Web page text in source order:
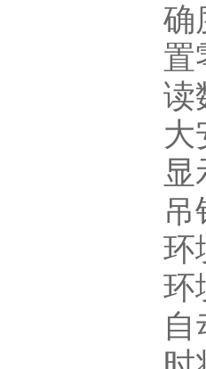
确
置
读
大
显
吊
环
环